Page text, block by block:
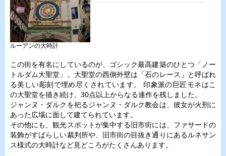
ルーアンの大時計
この街を有名にしているのが、ゴシック最高建築のひとつ「ノー
トルダム大聖堂」。大聖堂の西側外壁は「石のレース」と呼ばれ
る美しい彫刻で埋め尽くされています。 印象派の巨匠モネはこ
の大聖堂を描き続け、30点以上からなる連作を残しました。
ジャンヌ・ダルクを祀るジャンヌ・ダルク教会は、彼女が火刑に
あった広場に面して建てられています。
その他にも、観光スポットが集中する旧市街には、ファサードの
装飾がすばらしい裁判所や、旧市街の目抜き通りにあるルネサン
ス様式の大時計など見どころがたくさんあります。